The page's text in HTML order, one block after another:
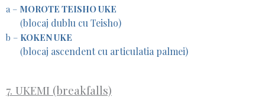
a – MOROTE TEISHO UKE
(blocaj dublu cu Teisho)
b – KOKEN UKE
(blocaj ascendent cu articulatia palmei)
7. UKEMI (breakfalls)